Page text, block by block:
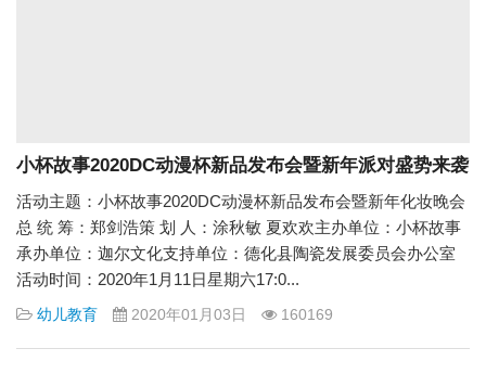
小杯故事2020DC动漫杯新品发布会暨新年派对盛势来袭
活动主题：小杯故事2020DC动漫杯新品发布会暨新年化妆晚会
总 统 筹：郑剑浩策 划 人：涂秋敏 夏欢欢主办单位：小杯故事
承办单位：迦尔文化支持单位：德化县陶瓷发展委员会办公室
活动时间：2020年1月11日星期六17:0...
幼儿教育 2020年01月03日 160169